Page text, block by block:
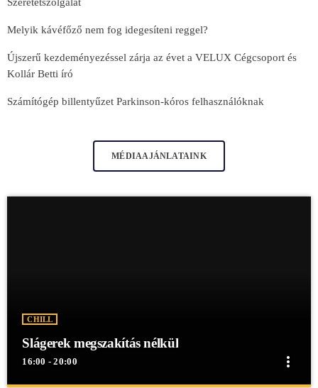
Melyik kávéfőző nem fog idegesíteni reggel?
Újszerű kezdeményezéssel zárja az évet a VELUX Cégcsoport és
Kollár Betti író
Számítógép billentyűzet Parkinson-kóros felhasználóknak
MÉDIAAJÁNLATAINK
CHILL
Slágerek megszakítás nélkül
16:00 - 20:00 more_vert